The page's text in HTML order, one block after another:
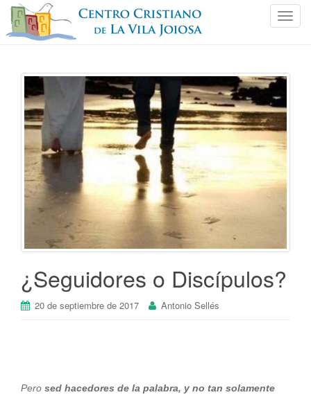
C
i
r
n
a
e
n
¿Seguidores o Discípulos?
20 de septiembre de 2017 Antonio Sellés
Pero sed hacedores de la palabra, y no tan solamente